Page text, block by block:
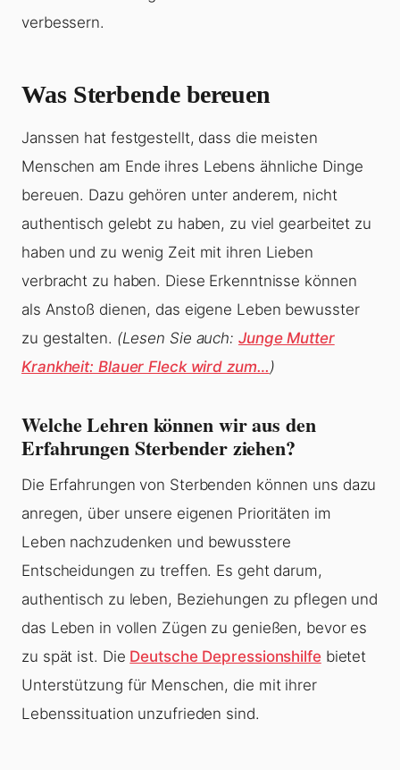
verbessern.
Was Sterbende bereuen
Janssen hat festgestellt, dass die meisten
Menschen am Ende ihres Lebens ähnliche Dinge
bereuen. Dazu gehören unter anderem, nicht
authentisch gelebt zu haben, zu viel gearbeitet zu
haben und zu wenig Zeit mit ihren Lieben
verbracht zu haben. Diese Erkenntnisse können
als Anstoß dienen, das eigene Leben bewusster
zu gestalten. (Lesen Sie auch: Junge Mutter
Krankheit: Blauer Fleck wird zum… )
Welche Lehren können wir aus den
Erfahrungen Sterbender ziehen?
Die Erfahrungen von Sterbenden können uns dazu
anregen, über unsere eigenen Prioritäten im
Leben nachzudenken und bewusstere
Entscheidungen zu treffen. Es geht darum,
authentisch zu leben, Beziehungen zu pflegen und
das Leben in vollen Zügen zu genießen, bevor es
zu spät ist. Die Deutsche Depressionshilfebietet
Unterstützung für Menschen, die mit ihrer
Lebenssituation unzufrieden sind.